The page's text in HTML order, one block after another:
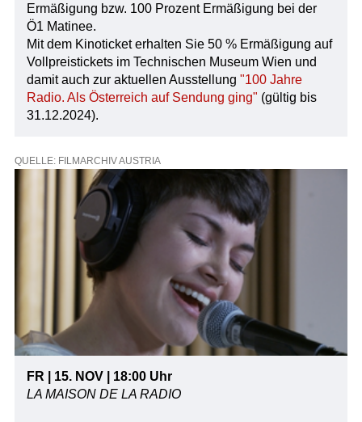
Ermäßigung bzw. 100 Prozent Ermäßigung bei der
Ö1 Matinee.
Mit dem Kinoticket erhalten Sie 50 % Ermäßigung auf
Vollpreistickets im Technischen Museum Wien und
damit auch zur aktuellen Ausstellung "100 Jahre
Radio. Als Österreich auf Sendung ging" (gültig bis
31.12.2024).
QUELLE: FILMARCHIV AUSTRIA
FR | 15. NOV | 18:00 Uhr
LA MAISON DE LA RADIO